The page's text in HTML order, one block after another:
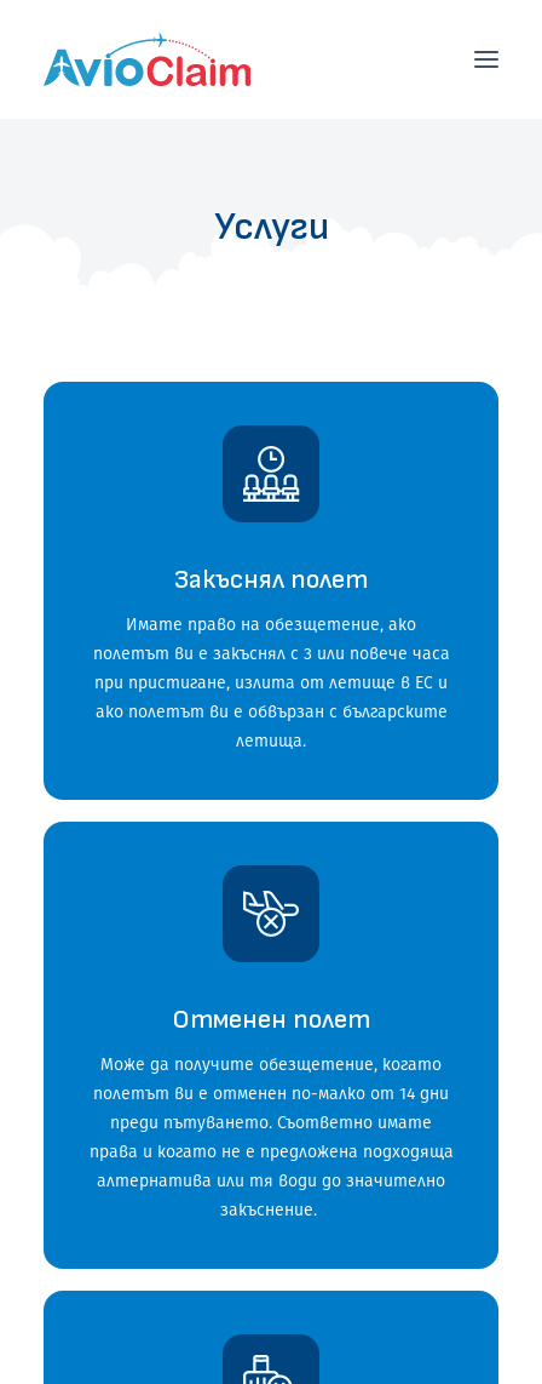
НАЧАЛО
КОНТАКТИ
ОБЩИ УСЛОВИЯ
ЧЗВ
ЗАПОЧНИ БЕЗПЛАТНА ПРОВЕРКА
Услуги
Закъснял полет
Имате право на обезщетение, ако
полетът ви е закъснял с 3 или повече часа
при пристигане, излита от летище в ЕС и
ако полетът ви е обвързан с българските
летища.
Отменен полет
Може да получите обезщетение, когато
полетът ви е отменен по-малко от 14 дни
преди пътуването. Съответно имате
права и когато не е предложена подходяща
алтернатива или тя води до значително
закъснение.